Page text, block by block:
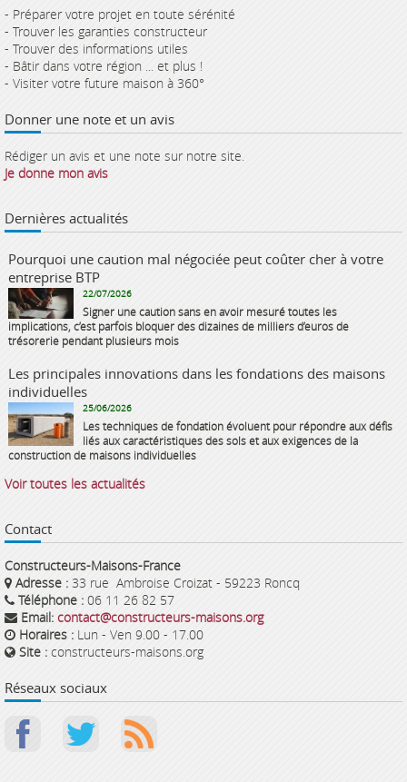
- Préparer votre projet en toute sérénité
- Trouver les garanties constructeur
- Trouver des informations utiles
- Bâtir dans votre région ... et plus !
- Visiter votre future maison à 360°
Donner une note et un avis
Rédiger un avis et une note sur notre site.
Je donne mon avis
Dernières actualités
Pourquoi une caution mal négociée peut coûter cher à votre
entreprise BTP
22/07/2026
Signer une caution sans en avoir mesuré toutes les
implications, c’est parfois bloquer des dizaines de milliers d’euros de
trésorerie pendant plusieurs mois
Les principales innovations dans les fondations des maisons
individuelles
25/06/2026
Les techniques de fondation évoluent pour répondre aux défis
liés aux caractéristiques des sols et aux exigences de la
construction de maisons individuelles
Voir toutes les actualités
Contact
Constructeurs-Maisons-France
Adresse : 33 rue Ambroise Croizat - 59223 Roncq
Téléphone : 06 11 26 82 57
Email: contact@constructeurs-maisons.org
Horaires : Lun - Ven 9.00 - 17.00
Site : constructeurs-maisons.org
Réseaux sociaux